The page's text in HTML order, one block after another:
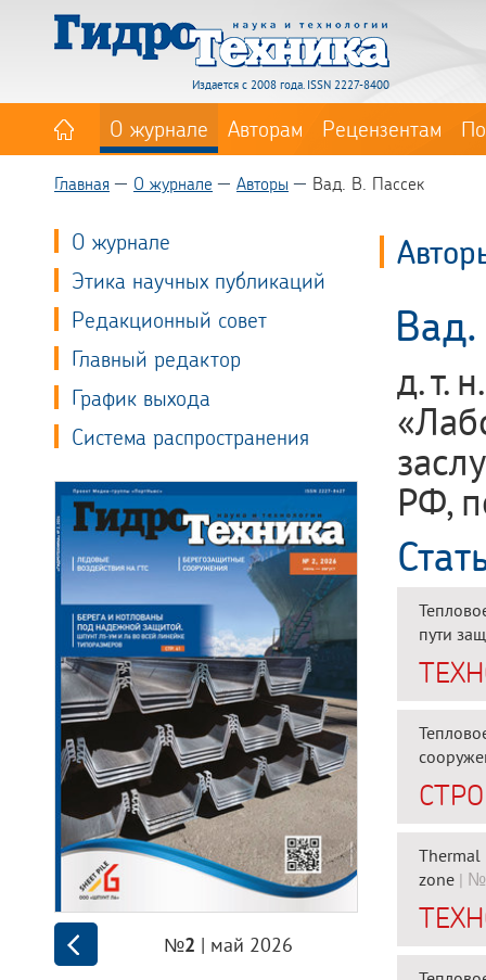
Издается с 2008 года. ISSN 2227-8400
О журнале Авторам Рецензентам
Главная О журнале Авторы Вад. В. Пассек
О журнале
Этика научных публикаций
Редакционный совет
Главный редактор
График выхода
Система распространения
№2 | май 2026
д. т.
РФ,
пути
Thermal
zone | №